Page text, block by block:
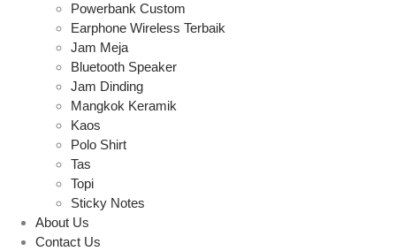
Powerbank Custom
Earphone Wireless Terbaik
Jam Meja
Bluetooth Speaker
Jam Dinding
Mangkok Keramik
Kaos
Polo Shirt
Tas
Topi
Sticky Notes
About Us
Contact Us